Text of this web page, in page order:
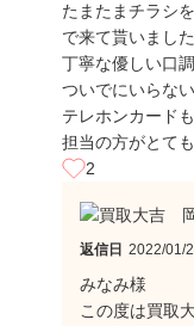
たまたまチラシ
で来て貰いました
丁寧な優しい口
ついでにいらな
テレホンカード
担当の方がとて
2
返信日 2022/01/
みなみ様
この度は買取